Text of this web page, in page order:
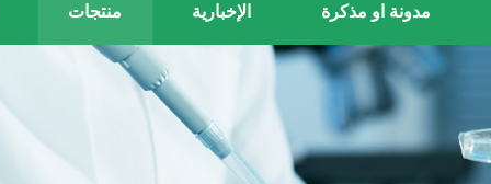
منتجات الإخبارية مدونة او مذكرة